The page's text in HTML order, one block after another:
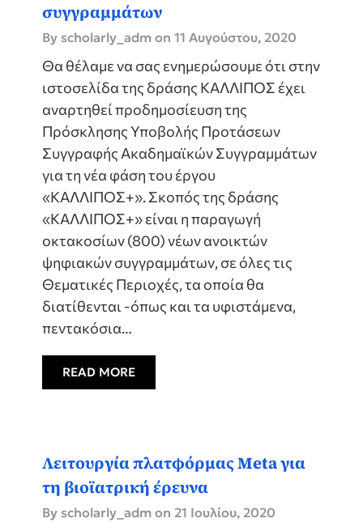
συγγραμμάτων
By scholarly_adm on 11 Αυγούστου, 2020
Θα θέλαμε να σας ενημερώσουμε ότι στην
ιστοσελίδα της δράσης ΚΑΛΛΙΠΟΣ έχει
αναρτηθεί προδημοσίευση της
Πρόσκλησης Υποβολής Προτάσεων
Συγγραφής Ακαδημαϊκών Συγγραμμάτων
για τη νέα φάση του έργου
«ΚΑΛΛΙΠΟΣ+». Σκοπός της δράσης
«ΚΑΛΛΙΠΟΣ+» είναι η παραγωγή
οκτακοσίων (800) νέων ανοικτών
ψηφιακών συγγραμμάτων, σε όλες τις
Θεματικές Περιοχές, τα οποία θα
διατίθενται -όπως και τα υφιστάμενα,
πεντακόσια…
READ MORE
Λειτουργία πλατφόρμας Meta για
τη βιοϊατρική έρευνα
By scholarly_adm on 21 Ιουλίου, 2020